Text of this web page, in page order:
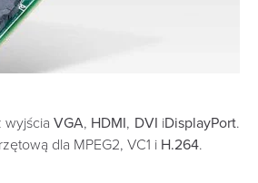
wyjściaVGA, HDMI, DVI iDisplayPort.
dla MPEG2, VC1 i H.264.